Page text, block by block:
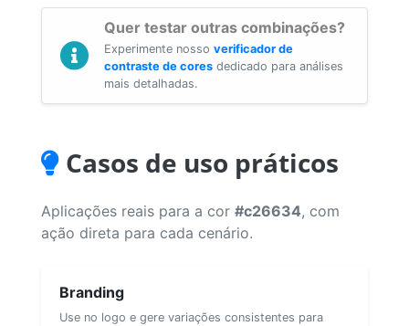
Quer testar outras combinações?
Experimente nosso verificador de
contraste de cores dedicado para análises
mais detalhadas.
Casos de uso práticos
Aplicações reais para a cor #c26634, com
ação direta para cada cenário.
Branding
Use no logo e gere variações consistentes para